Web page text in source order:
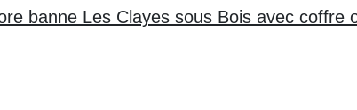
banne Les Clayes sous Bois avec coffre